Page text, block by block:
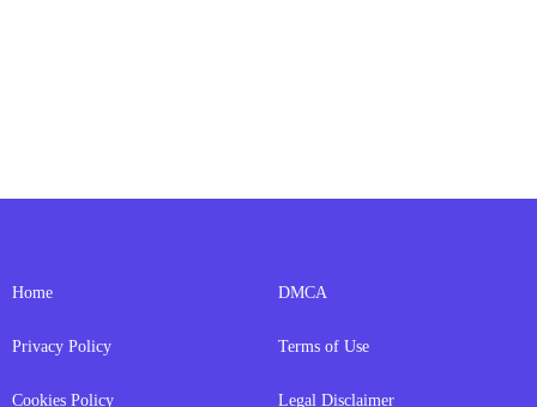
Home
Privacy Policy
Cookies Policy
DMCA
Terms of Use
Legal Disclaimer